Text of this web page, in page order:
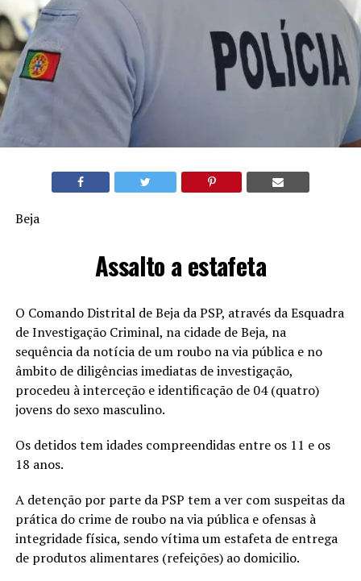
Beja
Assalto a estafeta
O Comando Distrital de Beja da PSP, através da Esquadra
de Investigação Criminal, na cidade de Beja, na
sequência da notícia de um roubo na via pública e no
âmbito de diligências imediatas de investigação,
procedeu à interceção e identificação de 04 (quatro)
jovens do sexo masculino.
Os detidos tem idades compreendidas entre os 11 e os
18 anos.
A detenção por parte da PSP tem a ver com suspeitas da
prática do crime de roubo na via pública e ofensas à
integridade física, sendo vítima um estafeta de entrega
de produtos alimentares (refeições) ao domicilio.